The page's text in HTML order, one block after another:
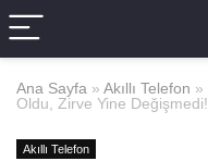
Ana Sayfa » Akıllı Telefon »
Oldu, Zirve Yine Değişmedi!
Akıllı Telefon